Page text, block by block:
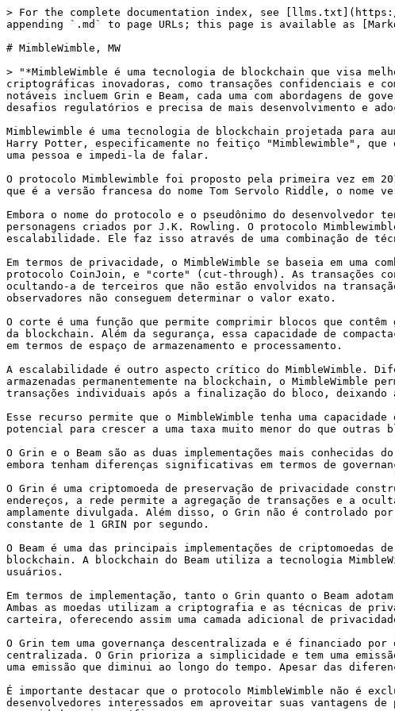
> For the complete documentation index, see
appending `.md` to page URLs; this page is available as
# MimbleWimble, MW
> "*MimbleWimble é uma tecnologia de blockchain que visa
criptográficas inovadoras, como transações confidenciais e
notáveis incluem Grin e Beam, cada uma com abordagens de
desafios regulatórios e precisa de mais desenvolvimento e
Mimblewimble é uma tecnologia de blockchain projetada
Harry Potter, especificamente no feitiço "Mimblewimble",
uma pessoa e impedi-la de falar.
O protocolo Mimblewimble foi proposto pela primeira vez em
que é a versão francesa do nome Tom Servolo Riddle, o
Embora o nome do protocolo e o pseudônimo do
personagens criados por J.K. Rowling. O protocolo
escalabilidade. Ele faz isso através de uma combinação de
Em termos de privacidade, o MimbleWimble se baseia em
protocolo CoinJoin, e "corte" (cut-through). As transações
ocultando-a de terceiros que não estão envolvidos na
observadores não conseguem determinar o valor exato.
O corte é uma função que permite comprimir blocos que contêm
da blockchain. Além da segurança, essa capacidade de
em termos de espaço de armazenamento e processamento.
A escalabilidade é outro aspecto crítico do MimbleWimble.
armazenadas permanentemente na blockchain, o
transações individuais após a finalização do bloco, deixando
Esse recurso permite que o MimbleWimble tenha uma
potencial para crescer a uma taxa muito menor do que
O Grin e o Beam são as duas implementações mais
embora tenham diferenças significativas em termos de
O Grin é uma criptomoeda de preservação de privacidade
endereços, a rede permite a agregação de transações e a
amplamente divulgada. Além disso, o Grin não é controlado
constante de 1 GRIN por segundo.
O Beam é uma das principais implementações de
blockchain. A blockchain do Beam utiliza a tecnologia
usuários.
Em termos de implementação, tanto o Grin quanto o Beam
Ambas as moedas utilizam a criptografia e as técnicas de
carteira, oferecendo assim uma camada adicional de
O Grin tem uma governança descentralizada e é financiado por
centralizada. O Grin prioriza a simplicidade e tem uma
uma emissão que diminui ao longo do tempo. Apesar das
É importante destacar que o protocolo MimbleWimble não é
desenvolvedores interessados em aproveitar suas vantagens